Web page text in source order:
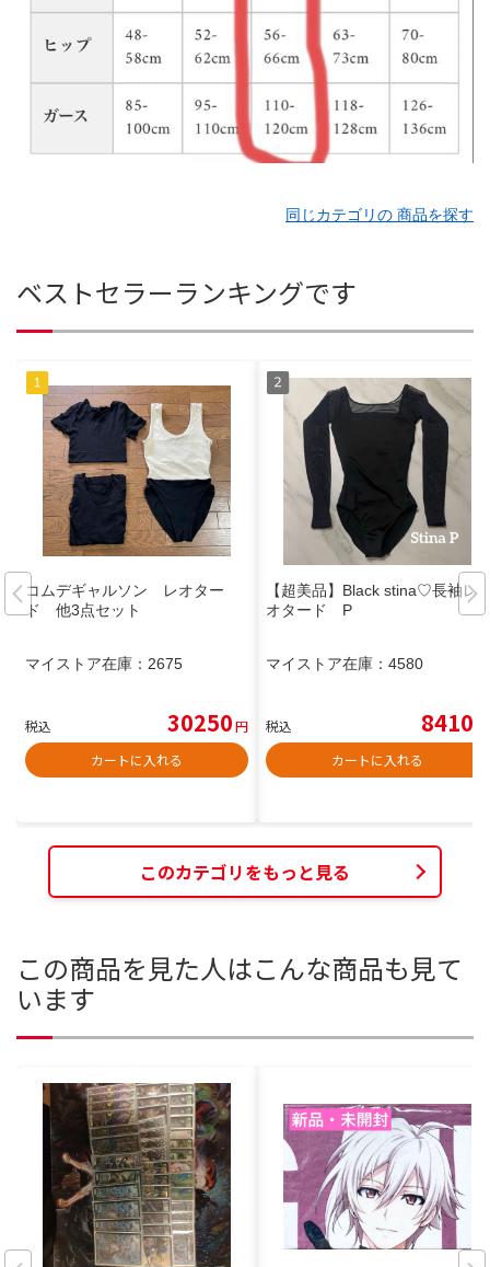
同じカテゴリの 商品を探す
ベストセラーランキングです
コムデギャルソン レオター
ド 他3点セット
マイストア在庫： 2675
税込 30250円
カートに入れる
【超美品】Black stina♡長袖レ
オタード P
マイストア在庫： 4580
税込 8410
カートに入れる
このカテゴリをもっと見る
この商品を見た人はこんな商品も見て
います